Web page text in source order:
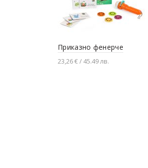
Приказно фенерче
23,26 € / 45.49 лв.